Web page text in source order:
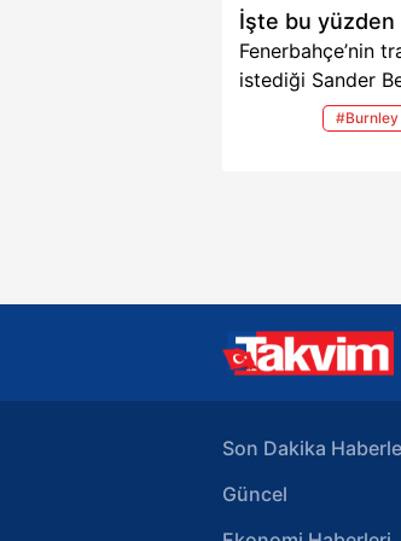
İşte bu yüzden
Fenerbahçe’nin
istediği Sander
Manchester
sonra Premier
#Burnley
Son Dakika
Güncel